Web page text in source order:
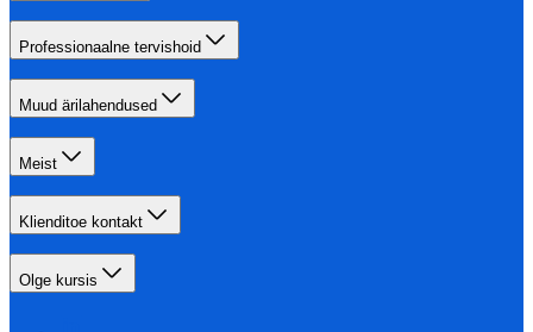
Professionaalne tervishoid
Muud ärilahendused
Meist
Klienditoe kontakt
Olge kursis